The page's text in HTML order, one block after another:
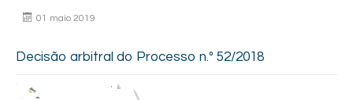
01 maio 2019
Decisão arbitral do Processo n.º 52/2018